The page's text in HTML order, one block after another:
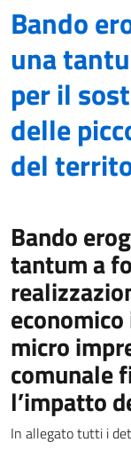
Bando
una
per il
delle
del
Bando
tantum a
micro
comunale
l’impatto
In allegato tutti i